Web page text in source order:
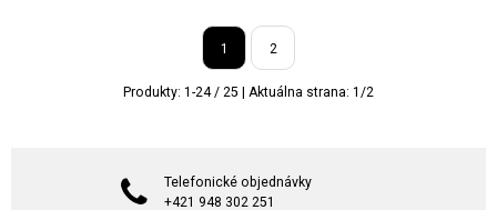
1 2
Produkty: 1 -24/ 25 | Aktuálna strana: 1 /2
Telefonické objednávky
+421 948 302 251